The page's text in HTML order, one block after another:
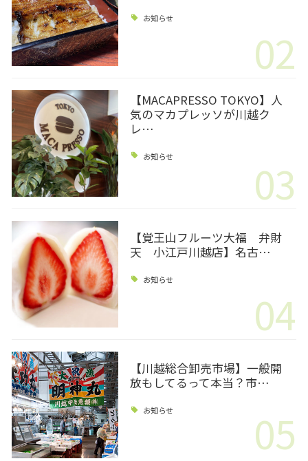
お知らせ
02
【MACAPRESSO TOKYO】人
気のマカプレッソが川越ク
レ…
お知らせ 03
【覚王山フルーツ大福 弁財
天 小江戸川越店】名古…
お知らせ
04
【川越総合卸売市場】一般開
放もしてるって本当？市…
お知らせ 05